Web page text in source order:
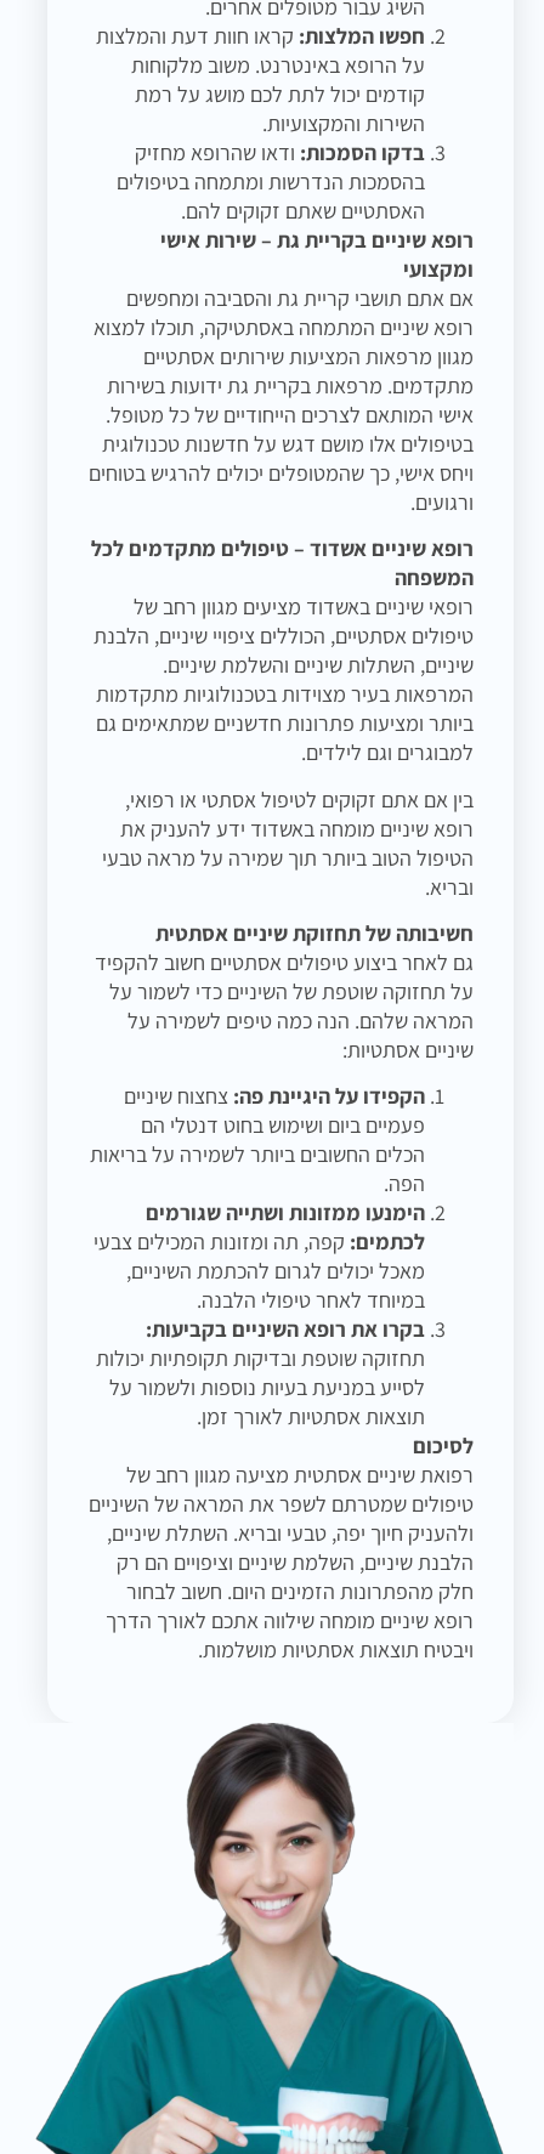
השיג עבור מטופלים אחרים.
חפשו המלצות: קראו חוות דעת והמלצות
על הרופא באינטרנט. משוב מלקוחות
קודמים יכול לתת לכם מושג על רמת
השירות והמקצועיות.
בדקו הסמכות: ודאו שהרופא מחזיק
בהסמכות הנדרשות ומתמחה בטיפולים
האסתטיים שאתם זקוקים להם.
רופא שיניים בקריית גת – שירות אישי
ומקצועי
אם אתם תושבי קריית גת והסביבה ומחפשים
רופא שיניים המתמחה באסתטיקה, תוכלו למצוא
מגוון מרפאות המציעות שירותים אסתטיים
מתקדמים. מרפאות בקריית גת ידועות בשירות
אישי המותאם לצרכים הייחודיים של כל מטופל.
בטיפולים אלו מושם דגש על חדשנות טכנולוגית
ויחס אישי, כך שהמטופלים יכולים להרגיש בטוחים
ורגועים.
רופא שיניים אשדוד – טיפולים מתקדמים לכל
המשפחה
רופאי שיניים באשדוד מציעים מגוון רחב של
טיפולים אסתטיים, הכוללים ציפויי שיניים, הלבנת
שיניים, השתלות שיניים והשלמת שיניים.
המרפאות בעיר מצוידות בטכנולוגיות מתקדמות
ביותר ומציעות פתרונות חדשניים שמתאימים גם
למבוגרים וגם לילדים.
בין אם אתם זקוקים לטיפול אסתטי או רפואי,
רופא שיניים מומחה באשדוד ידע להעניק את
הטיפול הטוב ביותר תוך שמירה על מראה טבעי
ובריא.
חשיבותה של תחזוקת שיניים אסתטית
גם לאחר ביצוע טיפולים אסתטיים חשוב להקפיד
על תחזוקה שוטפת של השיניים כדי לשמור על
המראה שלהם. הנה כמה טיפים לשמירה על
שיניים אסתטיות:
הקפידו על היגיינת פה: צחצוח שיניים
פעמיים ביום ושימוש בחוט דנטלי הם
הכלים החשובים ביותר לשמירה על בריאות
הפה.
הימנעו ממזונות ושתייה שגורמים
לכתמים: קפה, תה ומזונות המכילים צבעי
מאכל יכולים לגרום להכתמת השיניים,
במיוחד לאחר טיפולי הלבנה.
בקרו את רופא השיניים בקביעות:
תחזוקה שוטפת ובדיקות תקופתיות יכולות
לסייע במניעת בעיות נוספות ולשמור על
תוצאות אסתטיות לאורך זמן.
לסיכום
רפואת שיניים אסתטית מציעה מגוון רחב של
טיפולים שמטרתם לשפר את המראה של השיניים
ולהעניק חיוך יפה, טבעי ובריא. השתלת שיניים,
הלבנת שיניים, השלמת שיניים וציפויים הם רק
חלק מהפתרונות הזמינים היום. חשוב לבחור
רופא שיניים מומחה שילווה אתכם לאורך הדרך
ויבטיח תוצאות אסתטיות מושלמות.